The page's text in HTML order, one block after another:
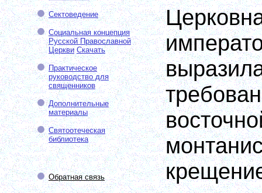
Сектоведение
Социальная концепция
Русской Православной
Церкви Скачать
Практическое
руководство для
священников
Дополнительные
материалы
Святоотеческая
библиотека
Обратная связь